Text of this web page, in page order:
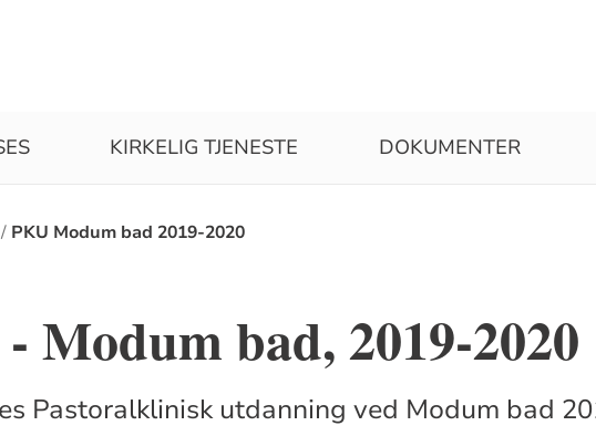
KIRKELIG TJENESTE DOKUMENTER
PKU Modum bad 2019-2020
Modum bad, 2019-2020
Pastoralklinisk utdanning ved Modum bad